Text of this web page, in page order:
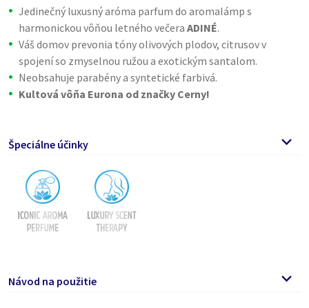
Jedinečný luxusný aróma parfum do aromalámp s
harmonickou vôňou letného večera ADINÉ.
Váš domov prevonia tóny olivových plodov, citrusov v
spojení so zmyselnou ružou a exotickým santalom.
Neobsahuje parabény a syntetické farbivá.
Kultová vôňa Eurona od značky Cerny!
Špeciálne účinky
Návod na použitie